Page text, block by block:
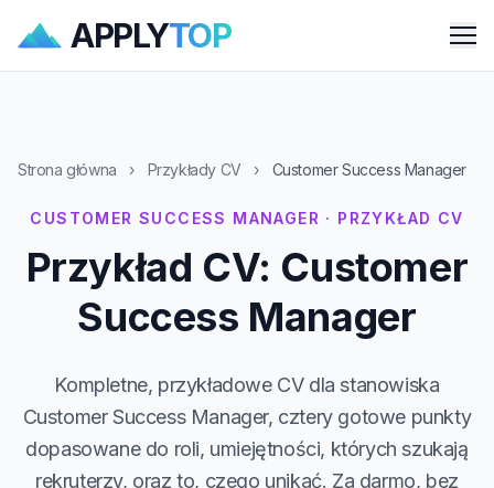
APPLYTOP
Strona główna › Przykłady CV › Customer Success Manager
CUSTOMER SUCCESS MANAGER · PRZYKŁAD CV
Przykład CV: Customer
Success Manager
Kompletne, przykładowe CV dla stanowiska
Customer Success Manager, cztery gotowe punkty
dopasowane do roli, umiejętności, których szukają
rekruterzy, oraz to, czego unikać. Za darmo, bez